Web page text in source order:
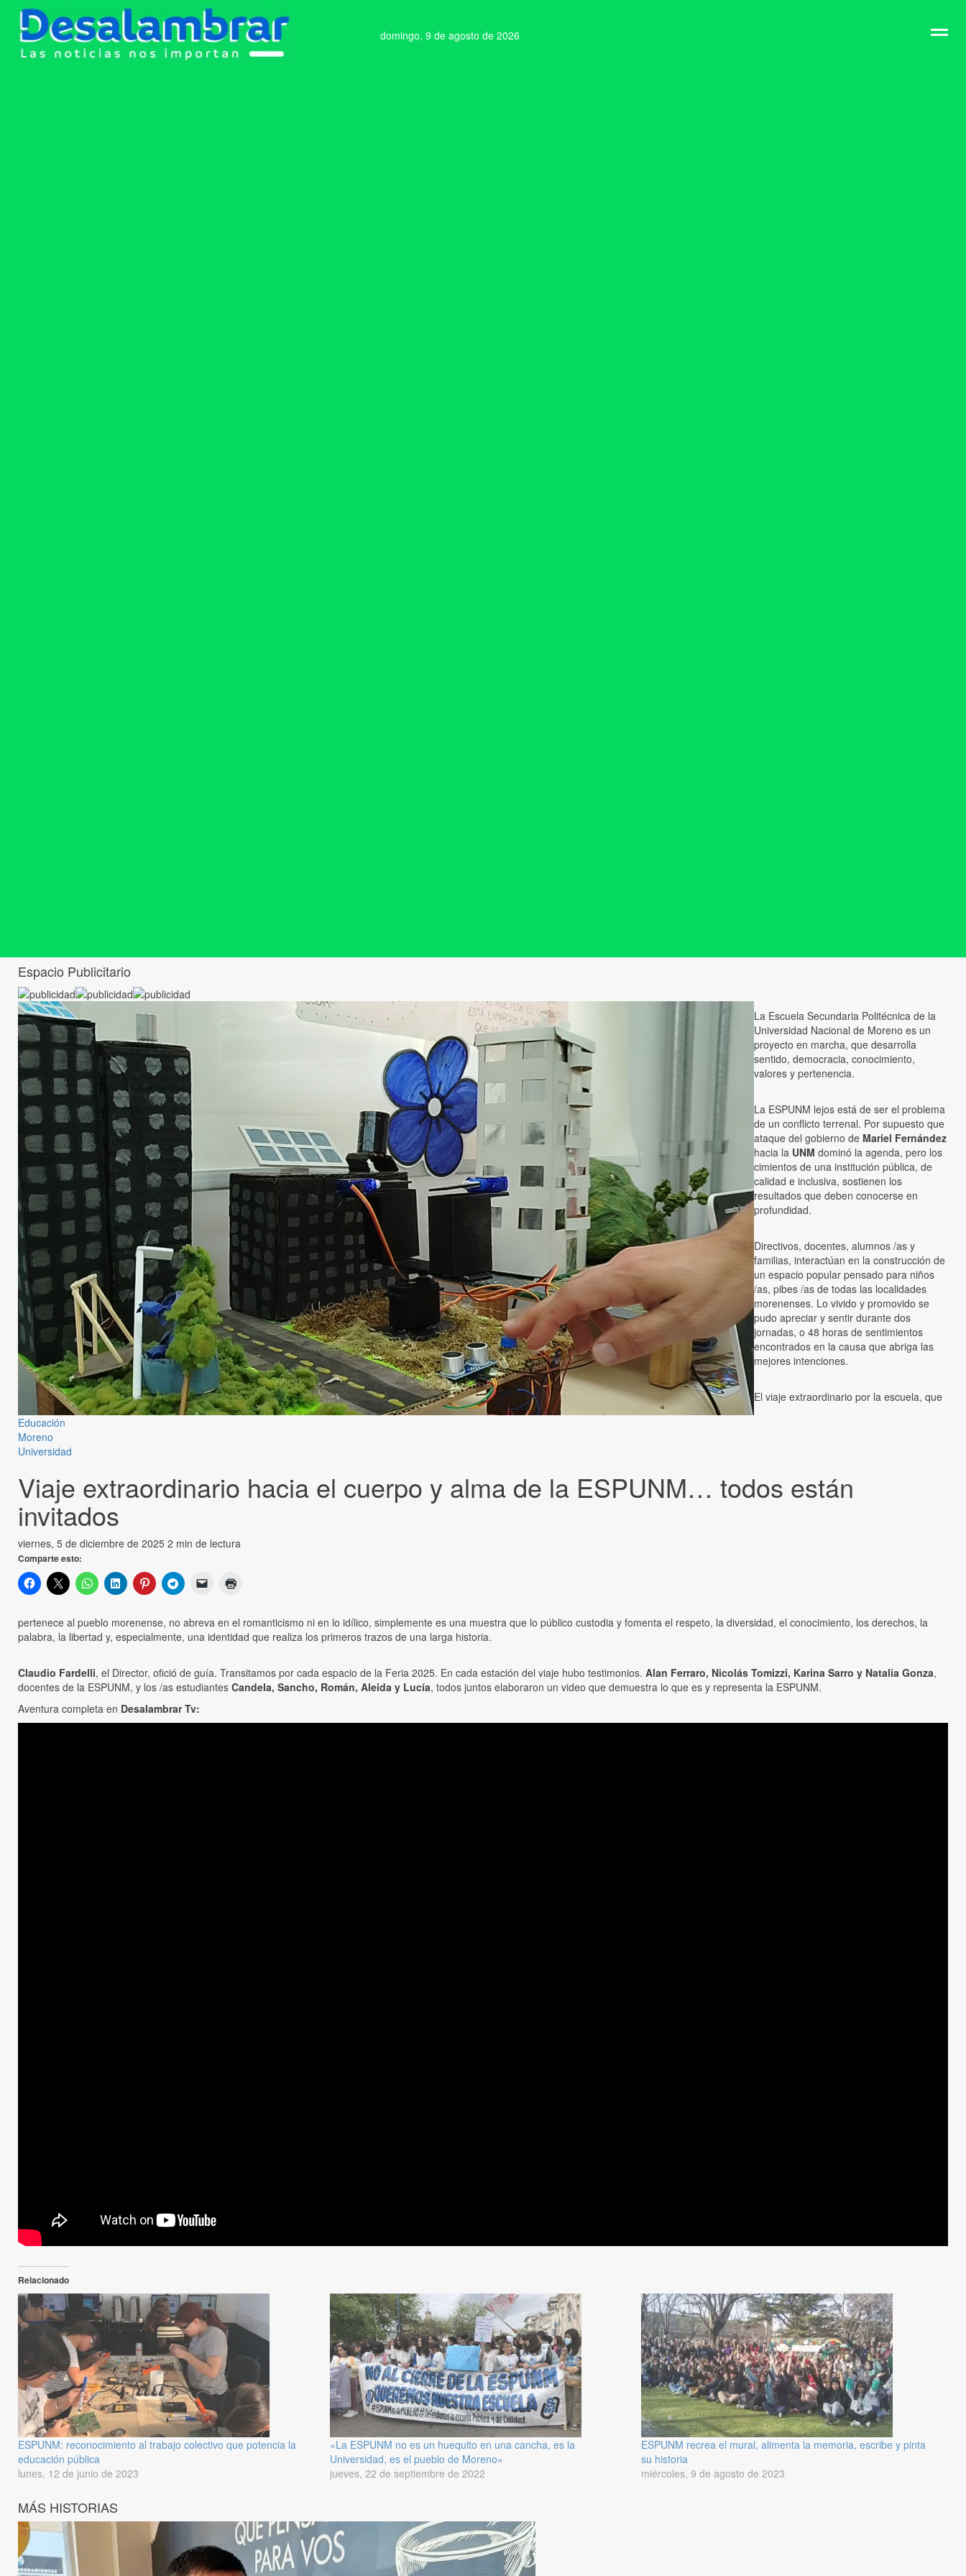
domingo, 9 de agosto de 2026
Espacio Publicitario
Educación
Moreno
Universidad
Viaje extraordinario hacia el cuerpo y alma de la ESPUNM… todos están
invitados
viernes, 5 de diciembre de 2025 2 min de lectura
Comparte esto:
La Escuela Secundaria Politécnica de la
Universidad Nacional de Moreno es un
proyecto en marcha, que desarrolla
sentido, democracia, conocimiento,
valores y pertenencia.
La ESPUNM lejos está de ser el problema
de un conflicto terrenal. Por supuesto que
ataque del gobierno de Mariel Fernández
hacia la UNM dominó la agenda, pero los
cimientos de una institución pública, de
calidad e inclusiva, sostienen los
resultados que deben conocerse en
profundidad.
Directivos, docentes, alumnos /as y
familias, interactúan en la construcción de
un espacio popular pensado para niños
/as, pibes /as de todas las localidades
morenenses. Lo vivido y promovido se
pudo apreciar y sentir durante dos
jornadas, o 48 horas de sentimientos
encontrados en la causa que abriga las
mejores intenciones.
El viaje extraordinario por la escuela, que
pertenece al pueblo morenense, no abreva en el romanticismo ni en lo idílico, simplemente es una muestra que lo público custodia y fomenta el respeto, la diversidad, el conocimiento, los derechos, la
palabra, la libertad y, especialmente, una identidad que realiza los primeros trazos de una larga historia.
Claudio Fardelli, el Director, ofició de guía. Transitamos por cada espacio de la Feria 2025. En cada estación del viaje hubo testimonios. Alan Ferraro, Nicolás Tomizzi, Karina Sarro y Natalia Gonza,
docentes de la ESPUNM, y los /as estudiantes Candela, Sancho, Román, Aleida y Lucía, todos juntos elaboraron un video que demuestra lo que es y representa la ESPUNM.
Aventura completa en Desalambrar Tv:
Relacionado
ESPUNM: reconocimiento al trabajo colectivo que potencia la
educación pública
lunes, 12 de junio de 2023
«La ESPUNM no es un huequito en una cancha, es la
Universidad, es el pueblo de Moreno»
jueves, 22 de septiembre de 2022
ESPUNM recrea el mural, alimenta la memoria, escribe y pinta
su historia
miércoles, 9 de agosto de 2023
MÁS HISTORIAS